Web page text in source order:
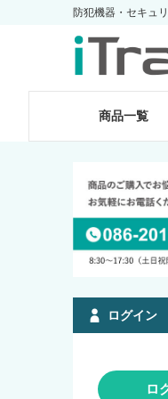
防犯機器・セキュ
商品一覧
ログイン
ロ